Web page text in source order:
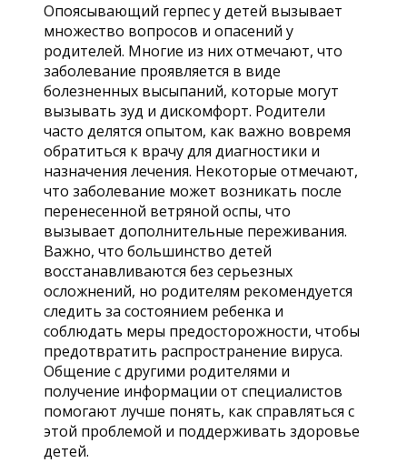
Опоясывающий герпес у детей вызывает
множество вопросов и опасений у
родителей. Многие из них отмечают, что
заболевание проявляется в виде
болезненных высыпаний, которые могут
вызывать зуд и дискомфорт. Родители
часто делятся опытом, как важно вовремя
обратиться к врачу для диагностики и
назначения лечения. Некоторые отмечают,
что заболевание может возникать после
перенесенной ветряной оспы, что
вызывает дополнительные переживания.
Важно, что большинство детей
восстанавливаются без серьезных
осложнений, но родителям рекомендуется
следить за состоянием ребенка и
соблюдать меры предосторожности, чтобы
предотвратить распространение вируса.
Общение с другими родителями и
получение информации от специалистов
помогают лучше понять, как справляться с
этой проблемой и поддерживать здоровье
детей.